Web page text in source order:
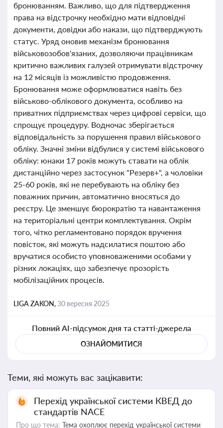
бронюванням. Важливо, що для підтвердження
права на відстрочку необхідно мати відповідні
документи, довідки або накази, що підтверджують
статус. Уряд оновив механізм бронювання
військовозобов'язаних, дозволяючи працівникам
критично важливих галузей отримувати відстрочку
на 12 місяців із можливістю продовження.
Бронювання може оформлюватися навіть без
військово-облікового документа, особливо на
приватних підприємствах через цифрові сервіси, що
спрощує процедуру. Водночас зберігається
відповідальність за порушення правил військового
обліку. Значні зміни відбулися у системі військового
обліку: юнаки 17 років можуть ставати на облік
дистанційно через застосунок "Резерв+", а чоловіки
25-60 років, які не перебувають на обліку без
поважних причин, автоматично вносяться до
реєстру. Це зменшує бюрократію та навантаження
на територіальні центри комплектування. Окрім
того, чітко регламентовано порядок вручення
повісток, які можуть надсилатися поштою або
вручатися особисто уповноваженими особами у
різних локаціях, що забезпечує прозорість
мобілізаційних процесів.
LIGA ZAKON,30 вересня 2025
Повний AI-підсумок дня та статті-джерела
ОЗНАЙОМИТИСЯ
Теми, які можуть вас зацікавити:
Перехід української системи КВЕД до
стандартів NACE
Про що тема: Тема охоплює перехід української системи